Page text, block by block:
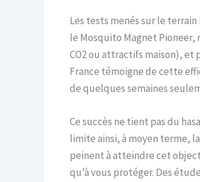
Les tests menés sur le
le Mosquito Magnet
CO2 ou attractifs maison), et
France témoigne de cette
de quelques semaines
Ce succès ne tient pas du
limite ainsi, à moyen terme,
peinent à atteindre cet
qu’à vous protéger. Des